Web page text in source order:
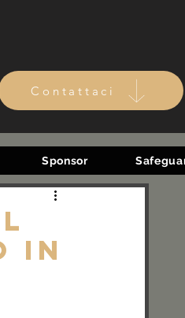
Contattaci
Sponsor
in